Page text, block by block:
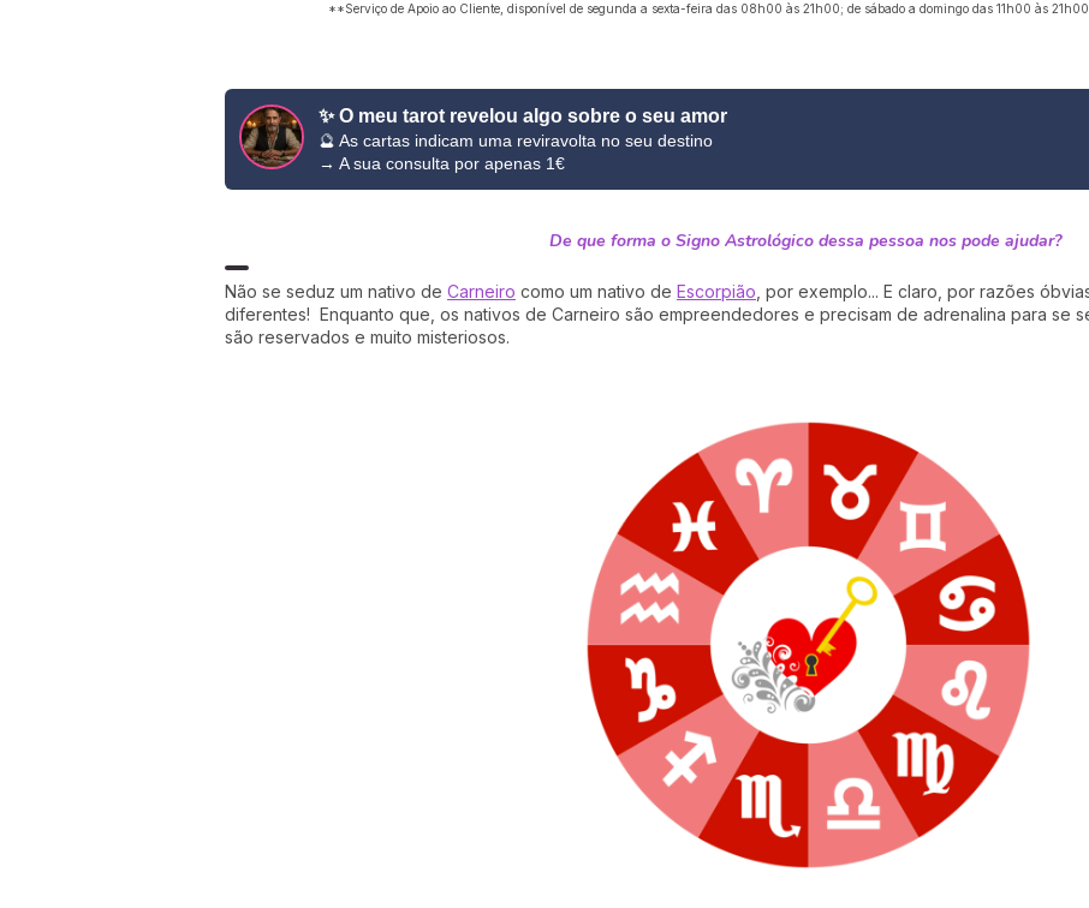
**Serviço de Apoio ao Cliente, disponível de segunda a sexta-feira das 08h00 às 21h00; de sábado a domingo das 11h00 às
✨ O meu tarot revelou algo sobre o seu amor
🔮 As cartas indicam uma reviravolta no seu destino
→ A sua consulta por apenas 1€
De que forma o Signo Astrológico dessa pessoa nos pode ajudar?
Não se seduz um nativo de Carneiro como um nativo de Escorpião , por exemplo... E claro, por razões
diferentes! Enquanto que, os nativos de Carneiro são empreendedores e precisam de adrenalina para se
são reservados e muito misteriosos.